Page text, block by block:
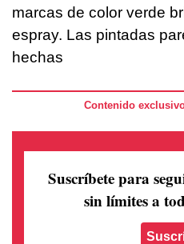
marcas de color verde
espray. Las pintadas
hechas
Contenido
Suscríbete para
sin límites a